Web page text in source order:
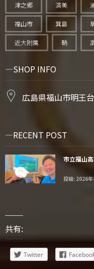
津之郷 済美
福山市 箕島
近大附属 鞆
SHOP INFO
広島県福山市明王
RECENT POST
市立福山
投稿: 2026
共有:
Twitter